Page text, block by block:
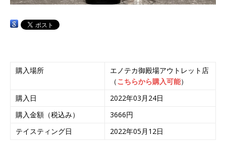
購入場所
エノテカ御殿場アウトレット店
（こちらから購入可能）
購入日
2022年03月24日
購入金額（税込み）
3666円
テイスティング日
2022年05月12日